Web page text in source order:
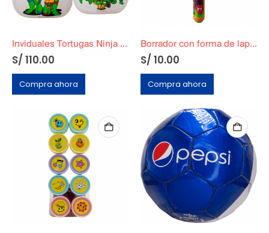
Inviduales Tortugas Ninja Originales Año 1990
S/ 110.00
Compra ahora
Borrador con forma de lapicero
S/ 10.00
Compra ahora